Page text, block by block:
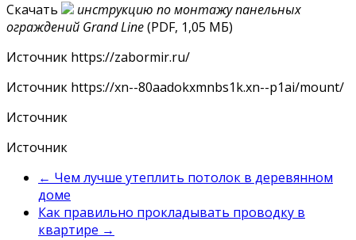
Скачать
инструкцию по монтажу панельных
ограждений Grand Line(PDF, 1,05 МБ)
Источник https://zabormir.ru/
Источник https://xn--80aadokxmnbs1k.xn--p1ai/mount/
Источник
Источник
← Чем лучше утеплить потолок в деревянном
доме
Как правильно прокладывать проводку в
квартире →